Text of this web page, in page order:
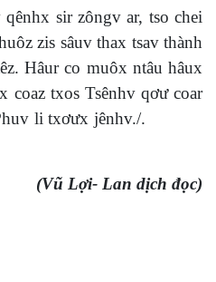
sir zôngv ar, tso chei
zis sâuv thax tsav thành
Hâur co muôx ntâu hâux
coaz txos Tsênhv qơư coar
Phuv li txơưx jênhv./.
(Vũ Lợi- Lan dịch đọc)